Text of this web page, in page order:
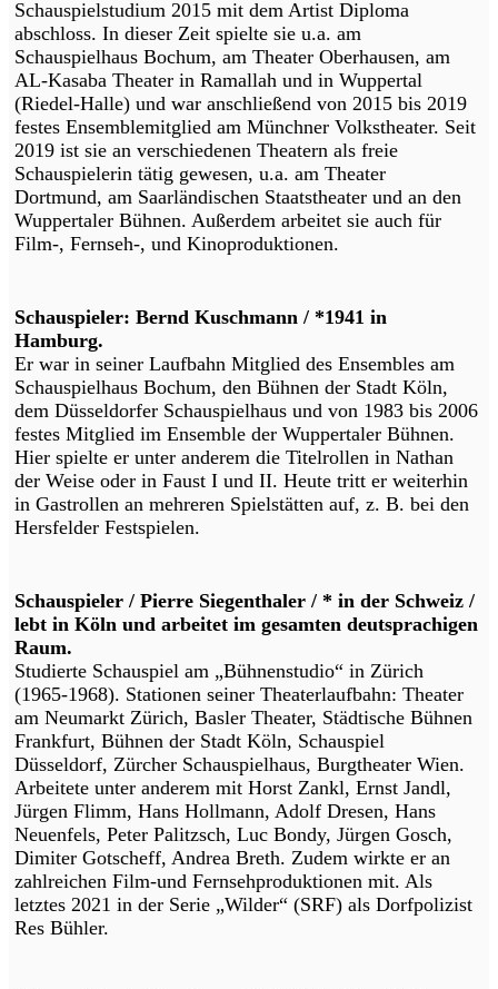
Schauspielstudium 2015 mit dem Artist Diploma
abschloss. In dieser Zeit spielte sie u.a. am
Schauspielhaus Bochum, am Theater Oberhausen, am
AL-Kasaba Theater in Ramallah und in Wuppertal
(Riedel-Halle) und war anschließend von 2015 bis 2019
festes Ensemblemitglied am Münchner Volkstheater. Seit
2019 ist sie an verschiedenen Theatern als freie
Schauspielerin tätig gewesen, u.a. am Theater
Dortmund, am Saarländischen Staatstheater und an den
Wuppertaler Bühnen. Außerdem arbeitet sie auch für
Film-, Fernseh-, und Kinoproduktionen.
Schauspieler: Bernd Kuschmann / *1941 in
Hamburg.
Er war in seiner Laufbahn Mitglied des Ensembles am
Schauspielhaus Bochum, den Bühnen der Stadt Köln,
dem Düsseldorfer Schauspielhaus und von 1983 bis 2006
festes Mitglied im Ensemble der Wuppertaler Bühnen.
Hier spielte er unter anderem die Titelrollen in Nathan
der Weise oder in Faust I und II. Heute tritt er weiterhin
in Gastrollen an mehreren Spielstätten auf, z. B. bei den
Hersfelder Festspielen.
Schauspieler / Pierre Siegenthaler / * in der Schweiz /
lebt in Köln und arbeitet im gesamten deutsprachigen
Raum.
Studierte Schauspiel am „Bühnenstudio“ in Zürich
(1965-1968). Stationen seiner Theaterlaufbahn: Theater
am Neumarkt Zürich, Basler Theater, Städtische Bühnen
Frankfurt, Bühnen der Stadt Köln, Schauspiel
Düsseldorf, Zürcher Schauspielhaus, Burgtheater Wien.
Arbeitete unter anderem mit Horst Zankl, Ernst Jandl,
Jürgen Flimm, Hans Hollmann, Adolf Dresen, Hans
Neuenfels, Peter Palitzsch, Luc Bondy, Jürgen Gosch,
Dimiter Gotscheff, Andrea Breth. Zudem wirkte er an
zahlreichen Film-und Fernsehproduktionen mit. Als
letztes 2021 in der Serie „Wilder“ (SRF) als Dorfpolizist
Res Bühler.